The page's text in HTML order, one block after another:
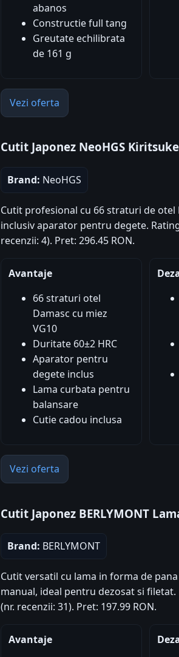
abanos
Constructie full tang
Greutate echilibrata
de 161 g
Vezi oferta
Cutit Japonez NeoHGS Kiritsuke
Brand: NeoHGS
Cutit profesional cu 66 straturi de otel
inclusiv aparator pentru degete.
recenzii: 4). Pret: 296.45 RON.
Avantaje
66 straturi otel
Damasc cu miez
VG10
Duritate 60±2 HRC
Aparator pentru
degete inclus
Lama curbata pentru
balansare
Cutie cadou inclusa
Vezi oferta
Cutit Japonez BERLYMONT
Brand: BERLYMONT
Cutit versatil cu lama in forma de
manual, ideal pentru dezosat si
(nr. recenzii: 31). Pret: 197.99 RON.
Avantaje